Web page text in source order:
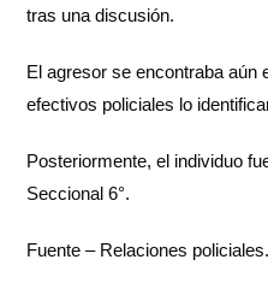
tras una discusión.
El agresor se encontraba aún
efectivos policiales lo
Posteriormente, el individuo
Seccional 6°.
Fuente – Relaciones